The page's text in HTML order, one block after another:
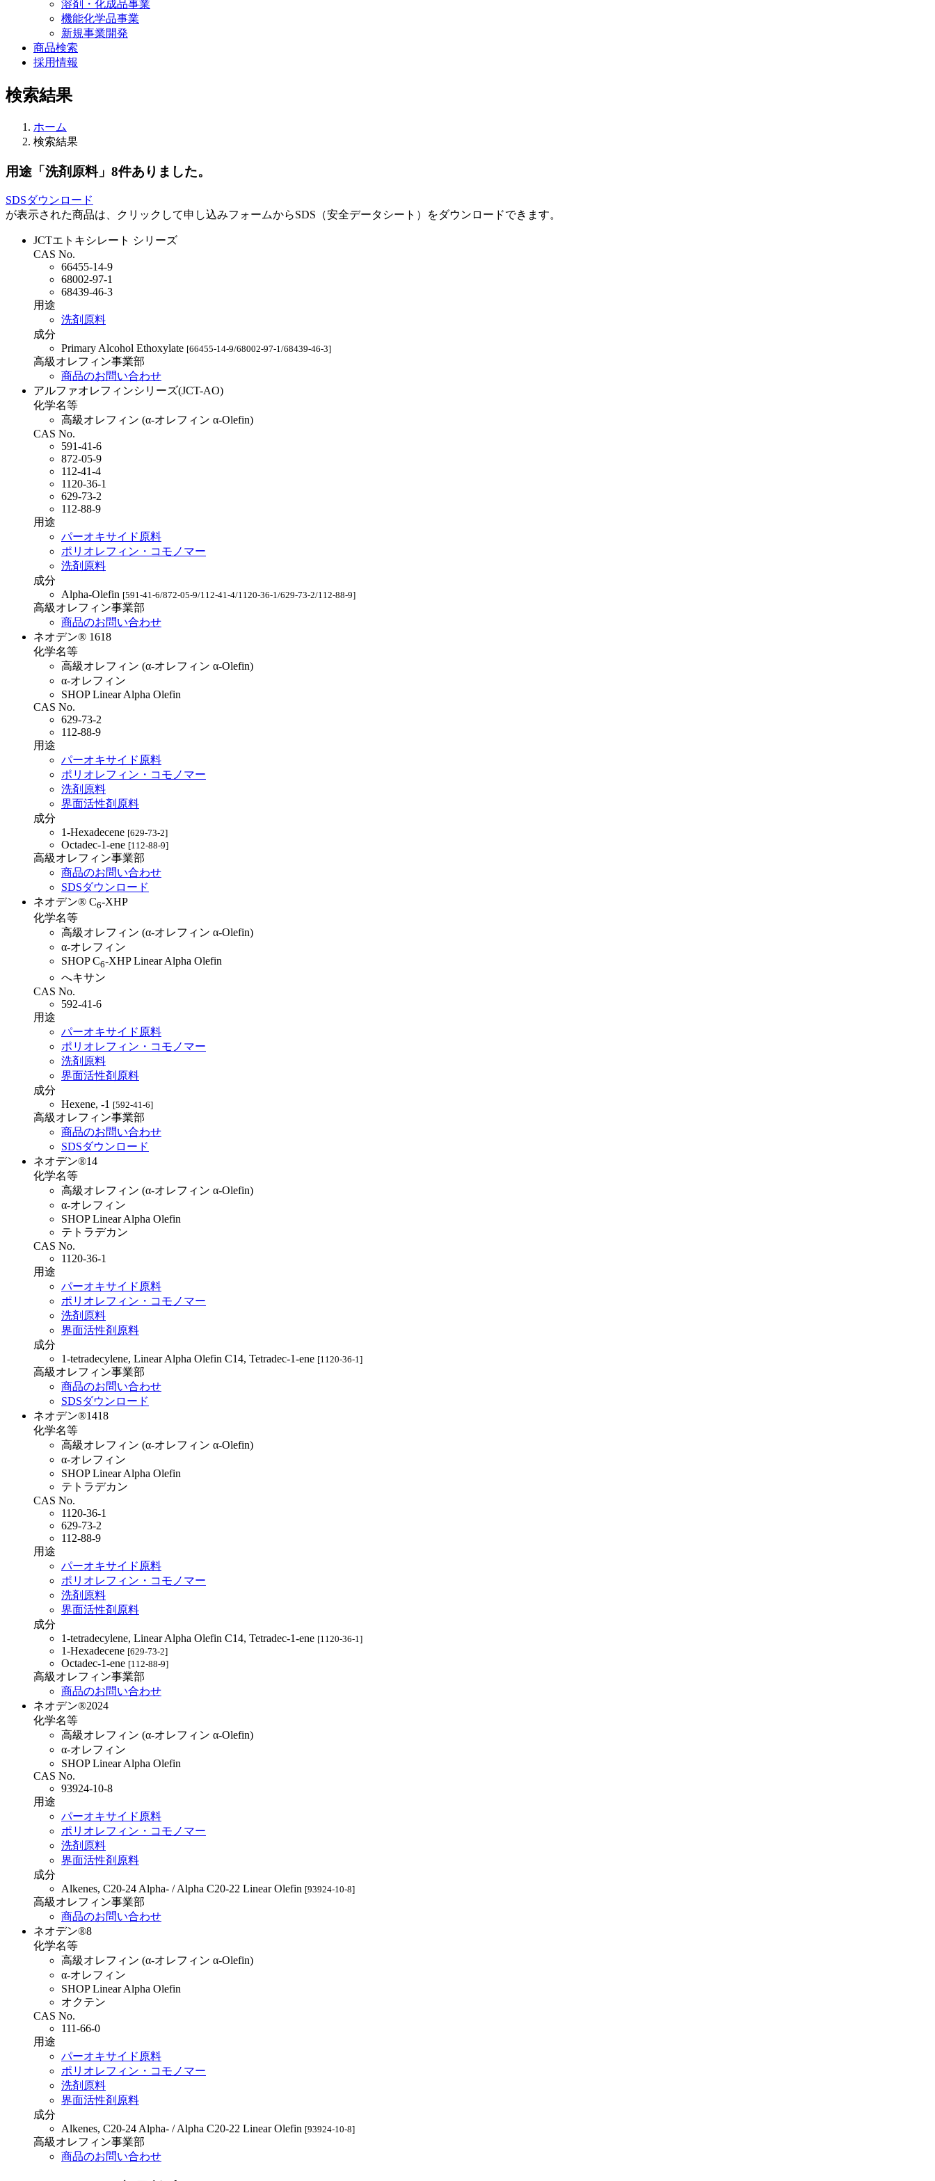
溶剤・化成品事業
機能化学品事業
新規事業開発
商品検索
採用情報
検索結果
ホーム
検索結果
用途「洗剤原料」 8件ありました。
SDSダウンロード
が表示された商品は、クリックして申し込みフォームからSDS（安全データシート）をダウンロードできます。
JCTエトキシレート シリーズ
CAS No.
66455-14-9
68002-97-1
68439-46-3
用途
洗剤原料
成分
Primary Alcohol Ethoxylate [66455-14-9/68002-97-1/68439-46-3]
高級オレフィン事業部
商品のお問い合わせ
アルファオレフィンシリーズ(JCT-AO)
化学名等
高級オレフィン (α-オレフィン α-Olefin)
CAS No.
591-41-6
872-05-9
112-41-4
1120-36-1
629-73-2
112-88-9
用途
パーオキサイド原料
ポリオレフィン・コモノマー
洗剤原料
成分
Alpha-Olefin [591-41-6/872-05-9/112-41-4/1120-36-1/629-73-2/112-88-9]
高級オレフィン事業部
商品のお問い合わせ
ネオデン® 1618
化学名等
高級オレフィン (α-オレフィン α-Olefin)
α-オレフィン
SHOP Linear Alpha Olefin
CAS No.
629-73-2
112-88-9
用途
パーオキサイド原料
ポリオレフィン・コモノマー
洗剤原料
界面活性剤原料
成分
1-Hexadecene [629-73-2]
Octadec-1-ene [112-88-9]
高級オレフィン事業部
商品のお問い合わせ
SDSダウンロード
ネオデン® C6-XHP
化学名等
高級オレフィン (α-オレフィン α-Olefin)
α-オレフィン
SHOP C6-XHP Linear Alpha Olefin
へキサン
CAS No.
592-41-6
用途
パーオキサイド原料
ポリオレフィン・コモノマー
洗剤原料
界面活性剤原料
成分
Hexene, -1 [592-41-6]
高級オレフィン事業部
商品のお問い合わせ
SDSダウンロード
ネオデン®14
化学名等
高級オレフィン (α-オレフィン α-Olefin)
α-オレフィン
SHOP Linear Alpha Olefin
テトラデカン
CAS No.
1120-36-1
用途
パーオキサイド原料
ポリオレフィン・コモノマー
洗剤原料
界面活性剤原料
成分
1-tetradecylene, Linear Alpha Olefin C14, Tetradec-1-ene [1120-36-1]
高級オレフィン事業部
商品のお問い合わせ
SDSダウンロード
ネオデン®1418
化学名等
高級オレフィン (α-オレフィン α-Olefin)
α-オレフィン
SHOP Linear Alpha Olefin
テトラデカン
CAS No.
1120-36-1
629-73-2
112-88-9
用途
パーオキサイド原料
ポリオレフィン・コモノマー
洗剤原料
界面活性剤原料
成分
1-tetradecylene, Linear Alpha Olefin C14, Tetradec-1-ene [1120-36-1]
1-Hexadecene [629-73-2]
Octadec-1-ene [112-88-9]
高級オレフィン事業部
商品のお問い合わせ
ネオデン®2024
化学名等
高級オレフィン (α-オレフィン α-Olefin)
α-オレフィン
SHOP Linear Alpha Olefin
CAS No.
93924-10-8
用途
パーオキサイド原料
ポリオレフィン・コモノマー
洗剤原料
界面活性剤原料
成分
Alkenes, C20-24 Alpha- / Alpha C20-22 Linear Olefin [93924-10-8]
高級オレフィン事業部
商品のお問い合わせ
ネオデン®8
化学名等
高級オレフィン (α-オレフィン α-Olefin)
α-オレフィン
SHOP Linear Alpha Olefin
オクテン
CAS No.
111-66-0
用途
パーオキサイド原料
ポリオレフィン・コモノマー
洗剤原料
界面活性剤原料
成分
Alkenes, C20-24 Alpha- / Alpha C20-22 Linear Olefin [93924-10-8]
高級オレフィン事業部
商品のお問い合わせ